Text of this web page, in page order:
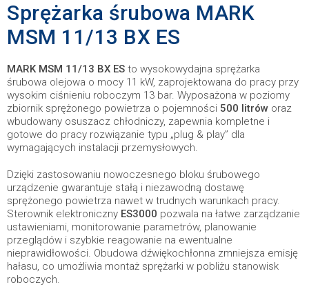
Sprężarka śrubowa MARK
MSM 11/13 BX ES
MARK MSM 11/13 BX ES to wysokowydajna sprężarka
śrubowa olejowa o mocy 11 kW, zaprojektowana do pracy przy
wysokim ciśnieniu roboczym 13 bar. Wyposażona w poziomy
zbiornik sprężonego powietrza o pojemności 500 litrów oraz
wbudowany osuszacz chłodniczy, zapewnia kompletne i
gotowe do pracy rozwiązanie typu „plug & play” dla
wymagających instalacji przemysłowych.
Dzięki zastosowaniu nowoczesnego bloku śrubowego
urządzenie gwarantuje stałą i niezawodną dostawę
sprężonego powietrza nawet w trudnych warunkach pracy.
Sterownik elektroniczny ES3000 pozwala na łatwe zarządzanie
ustawieniami, monitorowanie parametrów, planowanie
przeglądów i szybkie reagowanie na ewentualne
nieprawidłowości. Obudowa dźwiękochłonna zmniejsza emisję
hałasu, co umożliwia montaż sprężarki w pobliżu stanowisk
roboczych.